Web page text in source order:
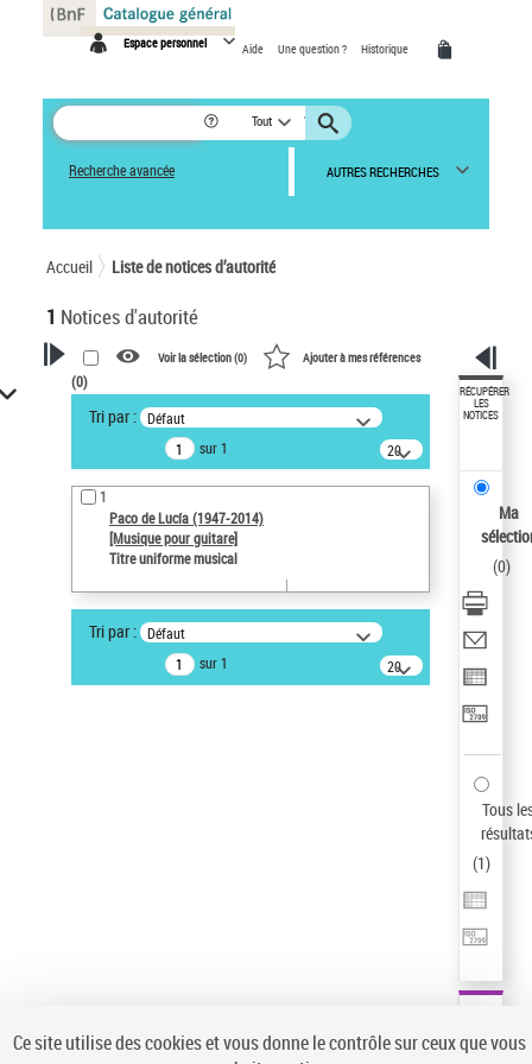
Espace personnel Aide Une question ? Historique
Tout
Recherche avancée AUTRES RECHERCHES
Accueil Liste de notices d’autorité
1 Notices d'autorité
VOTRE RECHERCHE
Recherche avancée dans les
notices d’autorité
Œuvres liées à l'auteur :
Paco de Lucía (1947-2014)
Statut de la notice d’autorité
Notice élémentaire
Sauvegarder votre recherche
Voir la sélection (0) Ajouter à mes références
(0)
Tri par : Défaut
sur 1
20
résultats/page
1
Paco de Lucía (1947-2014)
[Musique pour guitare]
Titre uniforme musical
Tri par : Défaut
sur 1
20
résultats/page
RÉCUPÉRER
LES
NOTICES
Ma
(0)
Tous
(1)
Panneau de gestion des cookies
Ce site utilise des cookies et vous donne le contrôle sur ceux que vous